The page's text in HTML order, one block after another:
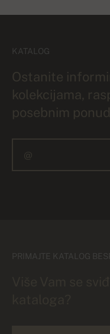
KATALOG
Ostanite
kolekcijama,
posebnim
PRIMAJTE KATALOG